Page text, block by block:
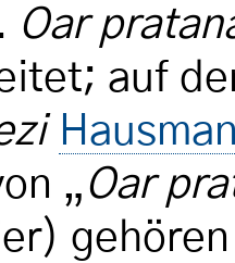
Oar
auf
„Oar